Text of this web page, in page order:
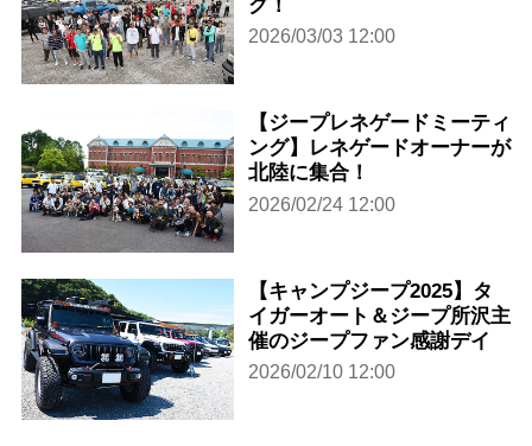
グ！
2026/03/03 12:00
【ジープレネゲードミーティ
ング】レネゲードオーナーが
北陸に集合！
2026/02/24 12:00
【キャンプジープ2025】タ
イガーオート＆ジープ所沢主
催のジープファン感謝デイ
2026/02/10 12:00